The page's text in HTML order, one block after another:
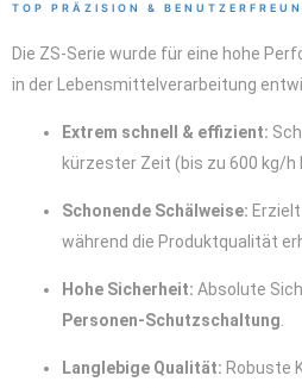
TOP PRÄZISION &
Die ZS-Serie wurde für eine hohe
in der Lebensmittelverarbeitung
Extrem schnell & effizient:
kürzester Zeit (bis zu 600 kg/h
Schonende Schälweise:
während die Produktqualität
Hohe Sicherheit: Absolute
Personen-Schutzschaltung
Langlebige Qualität: Robuste